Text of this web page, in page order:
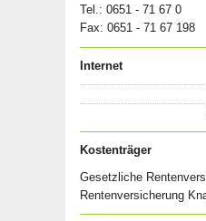
Tel.: 0651 - 71 67 0
Fax: 0651 - 71 67 198
Internet
Kostenträger
Gesetzliche
Rentenversicherung